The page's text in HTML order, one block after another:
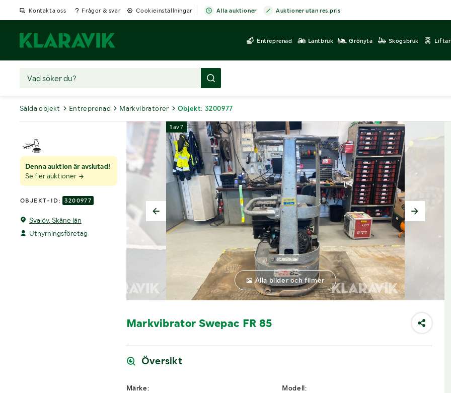
Kontakta oss Frågor & svar Cookieinställningar Alla auktioner Auktioner utan res.pris
Entreprenad Lantbruk Grönyta Skogsbruk Liftar
Sålda objekt Entreprenad Markvibratorer Objekt: 3200977
Denna auktion är avslutad!
Se fler auktioner
OBJEKT-ID: 3200977
Svalöv, Skåne län
Uthyrningsföretag
1 av7
Alla bilder och filmer
Markvibrator Swepac FR 85
Översikt
Märke: Modell: